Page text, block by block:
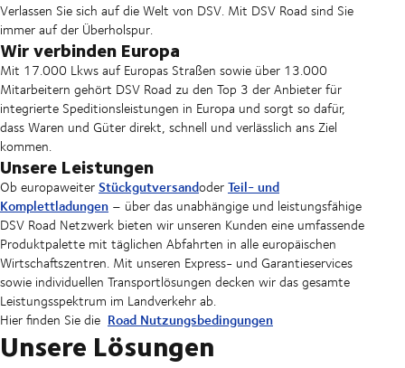
Verlassen Sie sich auf die Welt von DSV. Mit DSV Road sind Sie
immer auf der Überholspur.
Wir verbinden Europa
Mit 17.000 Lkws auf Europas Straßen sowie über 13.000
Mitarbeitern gehört DSV Road zu den Top 3 der Anbieter für
integrierte Speditionsleistungen in Europa und sorgt so dafür,
dass Waren und Güter direkt, schnell und verlässlich ans Ziel
kommen.
Unsere Leistungen
Ob europaweiterStückgutversandoderTeil- und
Komplettladungen – über das unabhängige und leistungsfähige
DSV Road Netzwerk bieten wir unseren Kunden eine umfassende
Produktpalette mit täglichen Abfahrten in alle europäischen
Wirtschaftszentren. Mit unseren Express- und Garantieservices
sowie individuellen Transportlösungen decken wir das gesamte
Leistungsspektrum im Landverkehr ab.
Hier finden Sie die Road Nutzungsbedingungen
Unsere Lösungen